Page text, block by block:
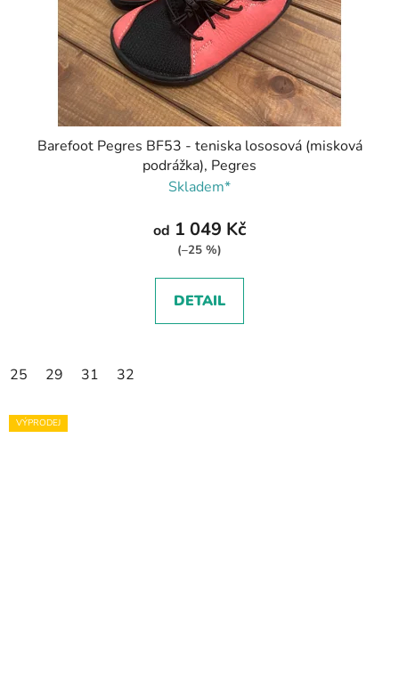
Barefoot Pegres BF53 - teniska lososová (misková
podrážka), Pegres
Skladem*
od 1 049 Kč
(–25 %)
DETAIL
25 29 31 32
VÝPRODEJ